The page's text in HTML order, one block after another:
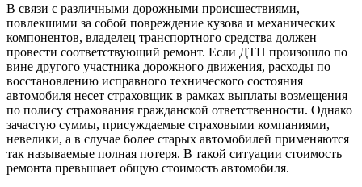
В связи с различными дорожными происшествиями,
повлекшими за собой повреждение кузова и механических
компонентов, владелец транспортного средства должен
провести соответствующий ремонт. Если ДТП произошло по
вине другого участника дорожного движения, расходы по
восстановлению исправного технического состояния
автомобиля несет страховщик в рамках выплаты возмещения
по полису страхования гражданской ответственности. Однако
зачастую суммы, присуждаемые страховыми компаниями,
невелики, а в случае более старых автомобилей применяются
так называемые полная потеря. В такой ситуации стоимость
ремонта превышает общую стоимость автомобиля.